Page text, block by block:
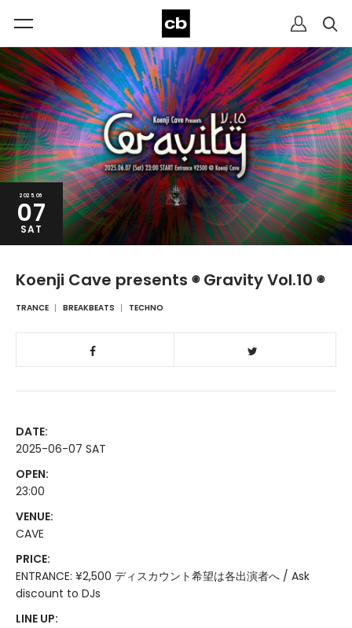
2025.06
07
SAT
Koenji Cave presents ◉ Gravity Vol.10 ◉
TRANCE BREAKBEATS TECHNO
DATE:
2025-06-07 SAT
OPEN:
23:00
VENUE:
CAVE
PRICE:
ENTRANCE: ¥2,500 ディスカウント希望は各出演者へ / Ask
discount to DJs
LINE UP: